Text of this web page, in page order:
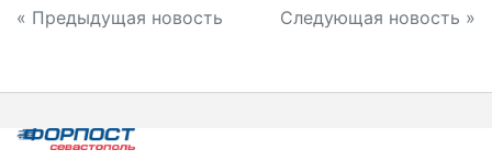
Навигация
записям
« Предыдущая новость Следующая новость »